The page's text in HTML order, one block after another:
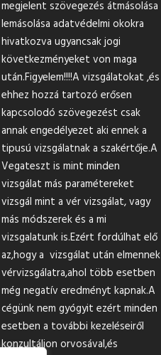
megjelent szövegezés átmásolása
lemásolása adatvédelmi okokra
hivatkozva ugyancsak jogi
következményeket von maga
után.Figyelem!!!!A vizsgálatokat ,és
ehhez hozzá tartozó erősen
kapcsolodó szövegezést csak
annak engedélyezet aki ennek a
tipusú vizsgálatnak a szakértője.A
Vegateszt is mint minden
vizsgálat más paramétereket
vizsgál mint a vér vizsgálat, vagy
más módszerek és a mi
vizsgalatunk is.Ezért fordúlhat elő
az,hogy a vizsgálat után elmennek
vérvizsgálatra,ahol több esetben
még negatív eredményt kapnak.A
cégünk nem gyógyit ezért minden
esetben a további kezeléseiről
konzultáljon orvosával,és